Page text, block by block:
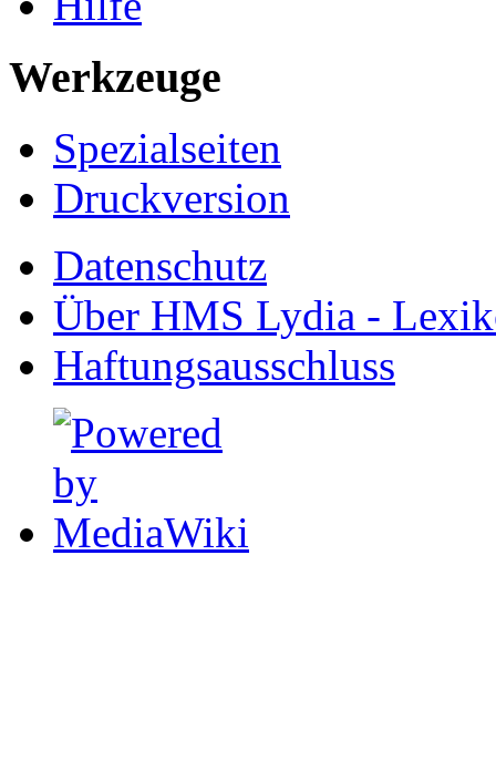
Werkzeuge
Spezialseiten
Druckversion
Datenschutz
Über HMS Lydia -
Haftungsausschluss